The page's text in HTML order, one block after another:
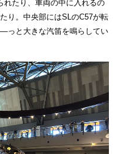
れたり、車両の中に入れるの
り。中央部にはSLのC57が転
っと大きな汽笛を鳴らしてい